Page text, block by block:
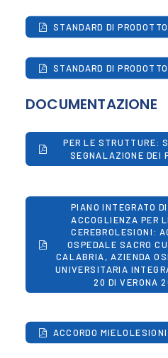
STANDARD DI
STANDARD DI
DOCUMENTAZIONE
PER LE STRUTTURE:
SEGNALAZIONE DEI
PIANO INTEGRATO
ACCOGLIENZA PER
CEREBROLESIONI:
OSPEDALE SACRO
CALABRIA, AZIENDA
UNIVERSITARIA
20 DI VERONA
ACCORDO MIELOLESIONI